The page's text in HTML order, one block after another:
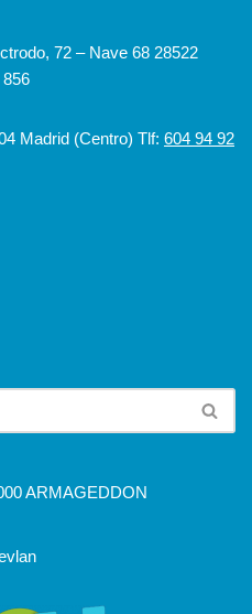
72 – Nave 68 28522
Madrid (Centro) Tlf: 604 94 92
ARMAGEDDON